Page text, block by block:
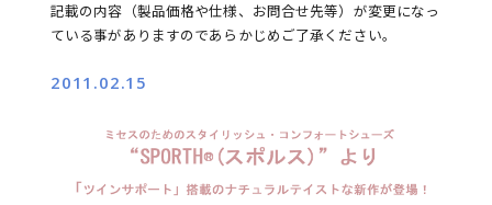
記載の内容（製品価格や仕様、お問合せ先等）が変更になっ
ている事がありますのであらかじめご了承ください。
2011.02.15